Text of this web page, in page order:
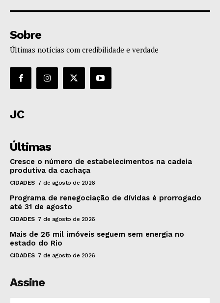
Sobre
Últimas notícias com credibilidade e verdade
JC
Últimas
Cresce o número de estabelecimentos na cadeia
produtiva da cachaça
CIDADES 7 de agosto de 2026
Programa de renegociação de dívidas é prorrogado
até 31 de agosto
CIDADES 7 de agosto de 2026
Mais de 26 mil imóveis seguem sem energia no
estado do Rio
CIDADES 7 de agosto de 2026
Assine